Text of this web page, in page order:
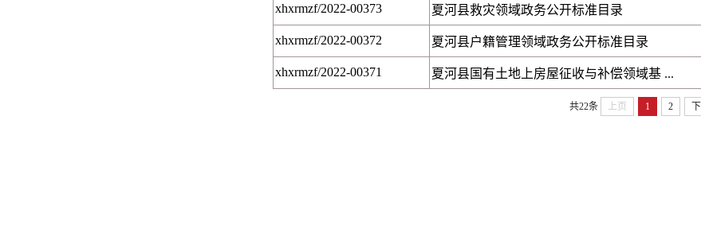
xhxrmzf/2022-00373 夏河县救灾领域政务公开标准目录
xhxrmzf/2022-00372 夏河县户籍管理领域政务公开标准目录
xhxrmzf/2022-00371 夏河县国有土地上房屋征收与补偿领域基 ...
共22条 上页 1 2